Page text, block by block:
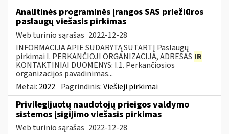
Analitinės programinės įrangos SAS priežiūros
paslaugų viešasis pirkimas
Web turinio sąrašas 2022-12-28
INFORMACIJA APIE SUDARYTĄ SUTARTĮ Paslaugų
pirkimai I. PERKANČIOJI ORGANIZACIJA, ADRESAS IR
KONTAKTINIAI DUOMENYS: I.1. Perkančiosios
organizacijos pavadinimas...
Metai: 2022 Pagrindinis:Viešieji pirkimai
Privilegijuotų naudotojų prieigos valdymo
sistemos įsigijimo viešasis pirkimas
Web turinio sąrašas 2022-12-28